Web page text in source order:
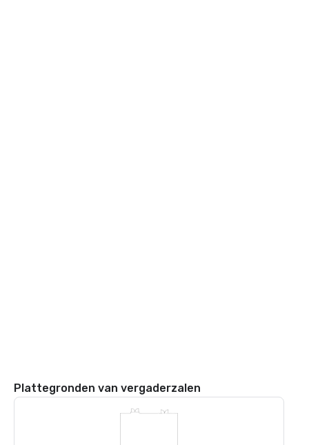
Plattegronden van vergaderzalen